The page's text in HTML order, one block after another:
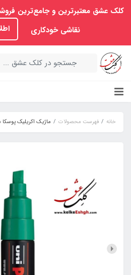
کلک عشق معتبرترین و جامع‌ترین
نقاشی خودکاری
خانه فهرست محصولات ماژیک اکریلیک پوسکا سر کج 8 میل